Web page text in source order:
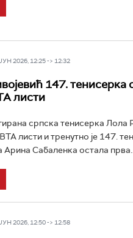
2026, 12:25 -> 12:32
147. тенисерка
листи
српска тенисерка Лола
ВТА листи и тренутно је 147.
Сабаленка остала
2026, 12:50 -> 12:58